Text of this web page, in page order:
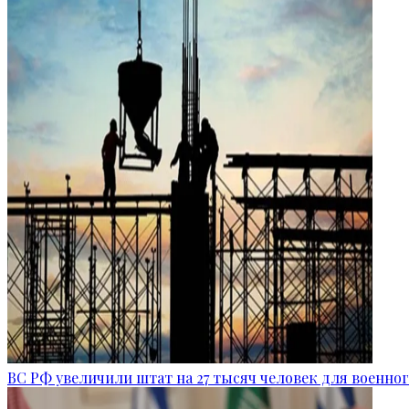
ВС РФ увеличили штат на 27 тысяч человек для